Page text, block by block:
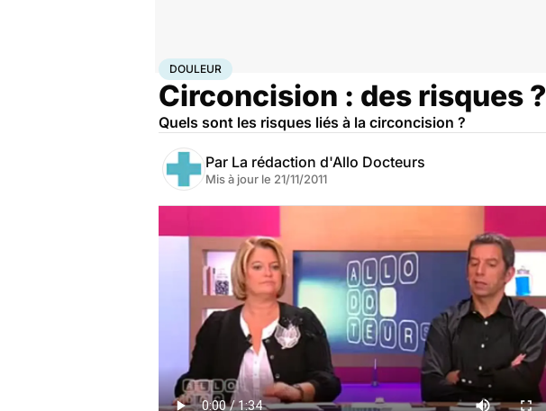
Accueil Famille
DOULEUR
Circoncision : des risques ?
Quels sont les risques liés à la circoncision ?
Par La rédaction d'Allo Docteurs
Mis à jour le 21/11/2011